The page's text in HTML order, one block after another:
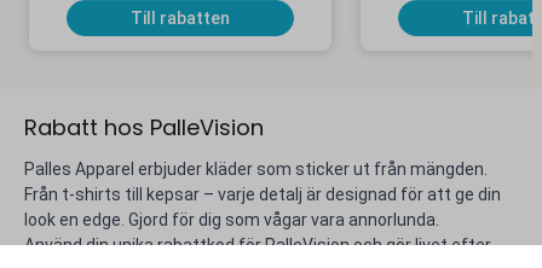
Rabatt hos PalleVision
Palles Apparel erbjuder kläder som sticker ut från mängden.
Från t-shirts till kepsar – varje detalj är designad för att ge din
look en edge. Gjord för dig som vågar vara annorlunda.
Använd din unika rabattkod för PalleVision och gör livet efter
Till rabatten Till